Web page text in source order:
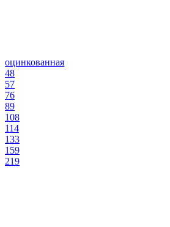
оцинкованная
48
57
76
89
108
114
133
159
219